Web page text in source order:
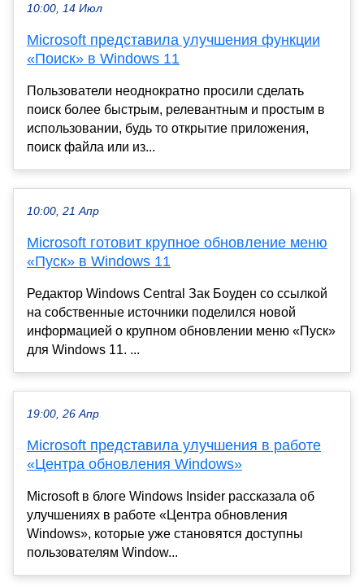
10:00, 14 Июл
Microsoft представила улучшения функции
«Поиск» в Windows 11
Пользователи неоднократно просили сделать
поиск более быстрым, релевантным и простым в
использовании, будь то открытие приложения,
поиск файла или из...
10:00, 21 Апр
Microsoft готовит крупное обновление меню
«Пуск» в Windows 11
Редактор Windows Central Зак Боуден со ссылкой
на собственные источники поделился новой
информацией о крупном обновлении меню «Пуск»
для Windows 11. ...
19:00, 26 Апр
Microsoft представила улучшения в работе
«Центра обновления Windows»
Microsoft в блоге Windows Insider рассказала об
улучшениях в работе «Центра обновления
Windows», которые уже становятся доступны
пользователям Window...